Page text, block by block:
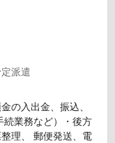
派遣
の入出金、振込、
続業務など）・後方
理、 郵便発送、電